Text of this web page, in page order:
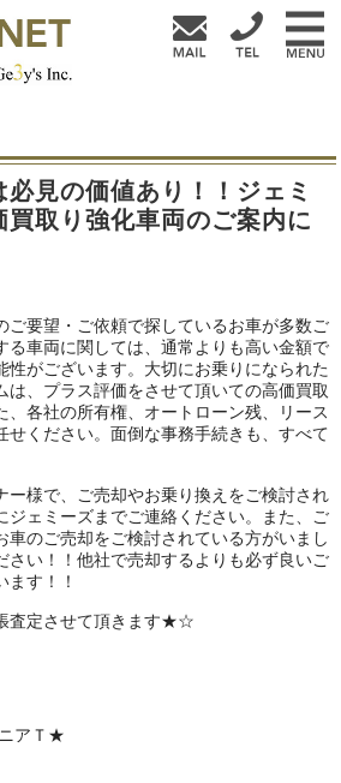
見の価値あり！！ジェミ
買取り強化車両のご案内に
ご要望・ご依頼で探しているお車が多数ご
る車両に関しては、通常よりも高い金額で
性がございます。大切にお乗りになられた
は、プラス評価をさせて頂いての高価買取
、各社の所有権、オートローン残、リース
せください。面倒な事務手続きも、すべて
ー様で、ご売却やお乗り換えをご検討され
ジェミーズまでご連絡ください。また、ご
車のご売却をご検討されている方がいまし
さい！！他社で売却するよりも必ず良いご
ます！！
査定させて頂きます★☆
アＴ★